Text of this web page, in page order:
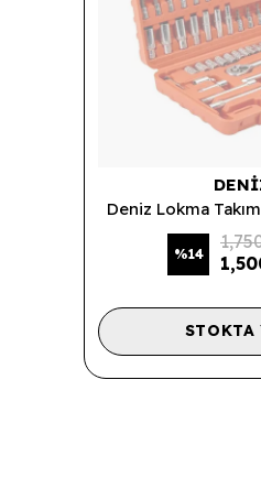
Deniz Lokma
%14
STOKTA